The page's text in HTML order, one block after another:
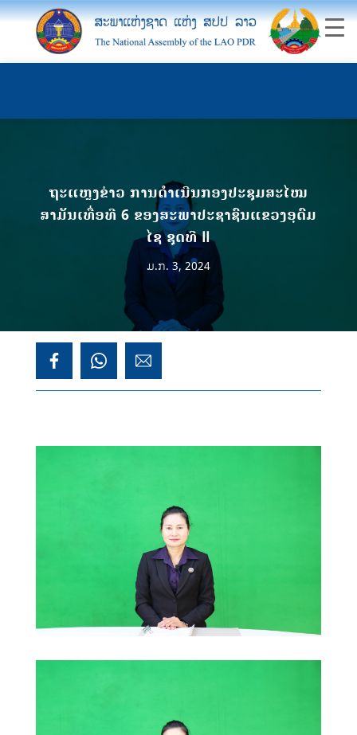
ຖະແຫຼງຂ່າວ ການດໍາເນີນກອງປະຊຸມສະໄໝ
ສາມັນເທື່ອທີ 6 ຂອງສະພາປະຊາຊົນແຂວງອຸດົມ
ໄຊ ຊຸດທີ II
ມ.ກ. 3, 2024